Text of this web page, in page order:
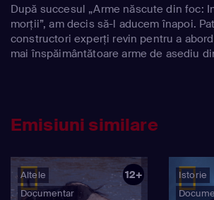
După succesul „Arme născute din foc:
morții”, am decis să-l aducem înapoi.
constructori experți revin pentru a
mai înspăimântătoare arme de asediu
Emisiuni similare
Altele
Documentar
12+
Istorie